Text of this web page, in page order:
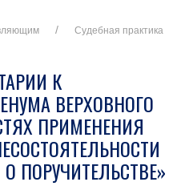
Судебная практика
К
ВЕРХОВНОГО
ПРИМЕНЕНИЯ
ПОРУЧИТЕЛЬСТВЕ»